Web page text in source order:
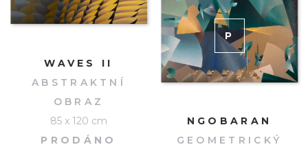
WAVES II
ABSTRAKTNÍ
OBRAZ
85 x 120 cm
PRODÁNO
P RODÁNO
NGOBARAN
GEOMETRICKÝ